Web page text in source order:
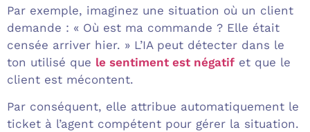
Par exemple, imaginez une situation où un client
demande : « Où est ma commande ? Elle était
censée arriver hier. » L’IA peut détecter dans le
ton utilisé que le sentiment est négatif et que le
client est mécontent.
Par conséquent, elle attribue automatiquement le
ticket à l’agent compétent pour gérer la situation.